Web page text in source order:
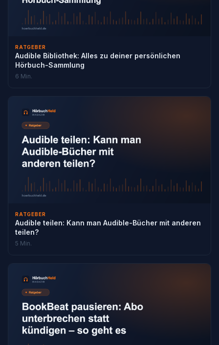
RATGEBER
Audible Bibliothek: Alles zu deiner persönlichen
Hörbuch-Sammlung
6 Min.
RATGEBER
Audible teilen: Kann man Audible-Bücher mit anderen
teilen?
5 Min.